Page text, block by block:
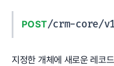
POST/crm-core/
지정한 개체에 새로운 레코